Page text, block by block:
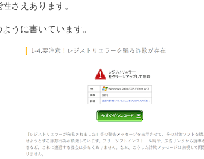
さえあります。
うに書いています。